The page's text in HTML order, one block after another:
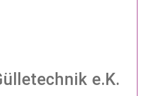
e.K.